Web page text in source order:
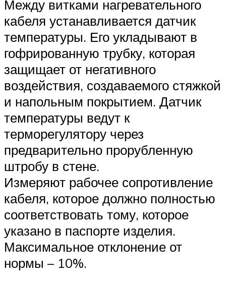
Между витками нагревательного
кабеля устанавливается датчик
температуры. Его укладывают в
гофрированную трубку, которая
защищает от негативного
воздействия, создаваемого стяжкой
и напольным покрытием. Датчик
температуры ведут к
терморегулятору через
предварительно прорубленную
штробу в стене.
Измеряют рабочее сопротивление
кабеля, которое должно полностью
соответствовать тому, которое
указано в паспорте изделия.
Максимальное отклонение от
нормы – 10%.